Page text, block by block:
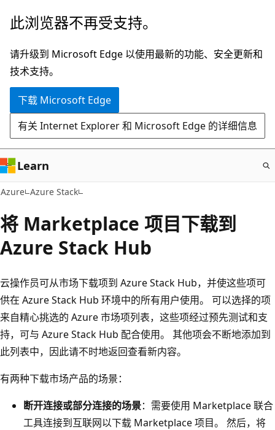
跳
主
要
内
此浏览器不再受支持。
请升级到 Microsoft Edge 以使用最新的功能、安全更新和
技术支持。
下载 Microsoft Edge
有关 Internet Explorer 和 Microsoft Edge 的详细信息
Learn
Azure Azure Stack
将 Marketplace 项目下载到
Azure Stack Hub
云操作员可从市场下载项到 Azure Stack Hub，并使这些项可
供在 Azure Stack Hub 环境中的所有用户使用。 可以选择的项
来自精心挑选的 Azure 市场项列表，这些项经过预先测试和支
持，可与 Azure Stack Hub 配合使用。 其他项会不断地添加到
此列表中，因此请不时地返回查看新内容。
有两种下载市场产品的场景：
断开连接或部分连接的场景：需要使用 Marketplace 联合
工具连接到互联网以下载 Marketplace 项目。 然后，将